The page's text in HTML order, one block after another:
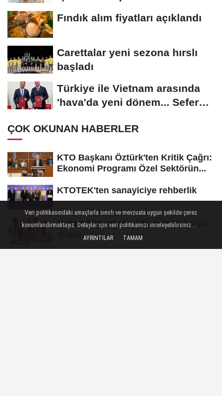
Fındık alım fiyatları açıklandı
Carettalar yeni sezona hırslı
başladı
Türkiye ile Vietnam arasında
'hava'da yeni dönem... Sefer
ÇOK OKUNAN HABERLER
KTO Başkanı Öztürk'ten Kritik Çağrı:
Ekonomi Programı Özel Sektörün...
KTOTEK'ten sanayiciye rehberlik
Bakan Şimşek: İşsizlik yüzde 7,6'ya
Veri politikasındaki amaçlarla sınırlı ve mevzuata uygun şekilde çerez
konumlandırmaktayız. Detaylar için veri politikamızı inceleyebilirsiniz...
AYRINTILAR
TAMAM